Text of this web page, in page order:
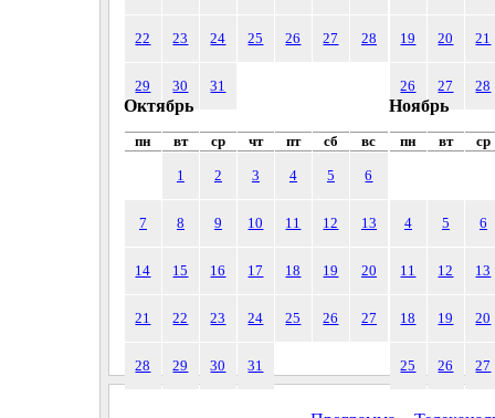
22 23 24 25 26 27 28
29 30 31
19 20 21
26 27 28
Октябрь
пн вт ср чт пт сб вс
1 2 3 4 5 6
7 8 9 10 11 12 13
14 15 16 17 18 19 20
21 22 23 24 25 26 27
28 29 30 31
Ноябрь
пн вт ср
4 5 6
11 12 13
18 19 20
25 26 27